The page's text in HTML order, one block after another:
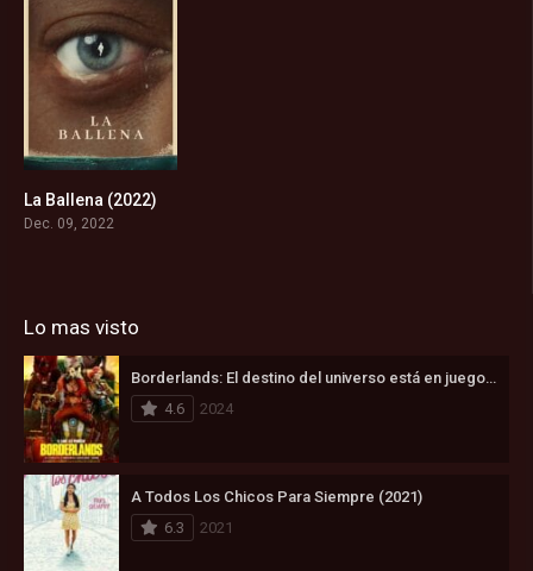
7.6
La Ballena (2022)
Dec. 09, 2022
Lo mas visto
4.6
2024
A Todos Los Chicos Para Siempre (2021)
6.3
2021